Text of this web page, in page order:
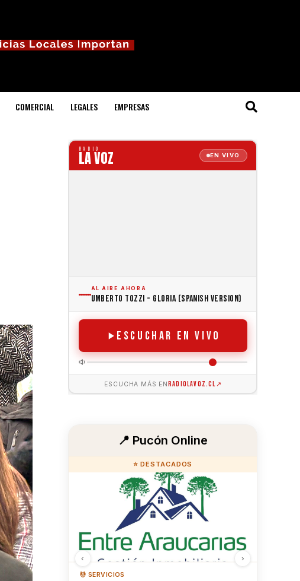
COMERCIAL LEGALES EMPRESAS
📍 Pucón Online
⭐ DESTACADOS
💆 SERVICIOS
‹ ›